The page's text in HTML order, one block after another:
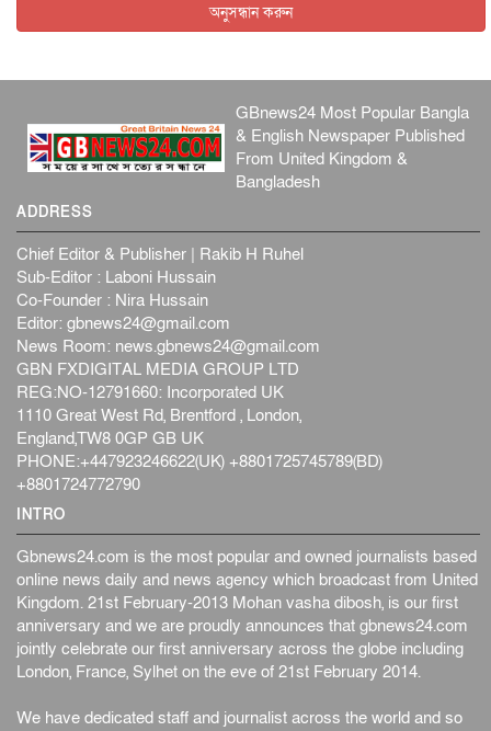
অনুসন্ধান করুন
GBnews24 Most Popular Bangla
& English Newspaper Published
From United Kingdom &
Bangladesh
ADDRESS
Chief Editor & Publisher | Rakib H Ruhel
Sub-Editor : Laboni Hussain
Co-Founder : Nira Hussain
Editor: gbnews24@gmail.com
News Room: news.gbnews24@gmail.com
GBN FXDIGITAL MEDIA GROUP LTD
REG:NO-12791660: Incorporated UK
1110 Great West Rd, Brentford , London,
England,TW8 0GP GB UK
PHONE:+447923246622(UK) +8801725745789(BD)
+8801724772790
INTRO
Gbnews24.com is the most popular and owned journalists based
online news daily and news agency which broadcast from United
Kingdom. 21st February-2013 Mohan vasha dibosh, is our first
anniversary and we are proudly announces that gbnews24.com
jointly celebrate our first anniversary across the globe including
London, France, Sylhet on the eve of 21st February 2014.
We have dedicated staff and journalist across the world and so